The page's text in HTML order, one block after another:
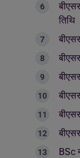
तिथि
BSc